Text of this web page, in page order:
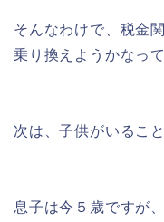
そんなわけで、税金
乗り換えようかなっ
次は、子供がいるこ
息子は今５歳ですが